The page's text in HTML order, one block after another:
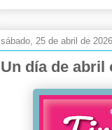
sábado, 25 de abril de 2026
Un día de abril